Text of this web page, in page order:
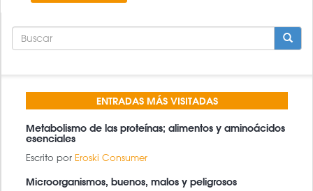
FORMULARIO
DE
ENTRADAS MÁS VISITADAS
Metabolismo de las proteínas; alimentos y aminoácidos
esenciales
Escrito por Eroski Consumer
Microorganismos, buenos, malos y peligrosos